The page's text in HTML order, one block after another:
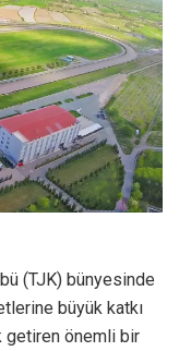
(TJK) bünyesinde
büyük katkı
getiren önemli bir